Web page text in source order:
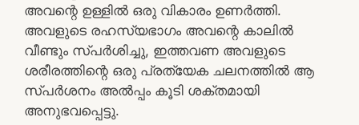
അവന്റെ ഉള്ളിൽ ഒരു വികാരം ഉണർത്തി.
അവളുടെ രഹസ്യഭാഗം അവന്റെ കാലിൽ
വീണ്ടും സ്പർശിച്ചു, ഇത്തവണ അവളുടെ
ശരീരത്തിന്റെ ഒരു പ്രത്യേക ചലനത്തിൽ ആ
സ്പർശനം അൽപ്പം കൂടി ശക്തമായി
അനുഭവപ്പെട്ടു.